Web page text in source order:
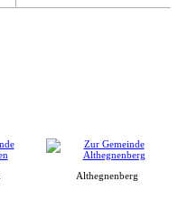
Althegnenberg